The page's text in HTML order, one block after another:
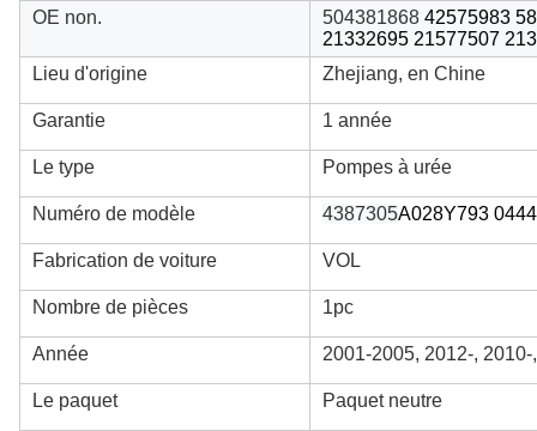
OE non.
504381868 42575983
21332695 21577507
Lieu d'origine
Zhejiang, en Chine
Garantie 1 année
Le type Pompes à urée
Numéro de modèle 4387305A028Y793
Fabrication de voiture VOL
Nombre de pièces 1pc
Année 2001-2005, 2012-, 2010-
Le paquet Paquet neutre